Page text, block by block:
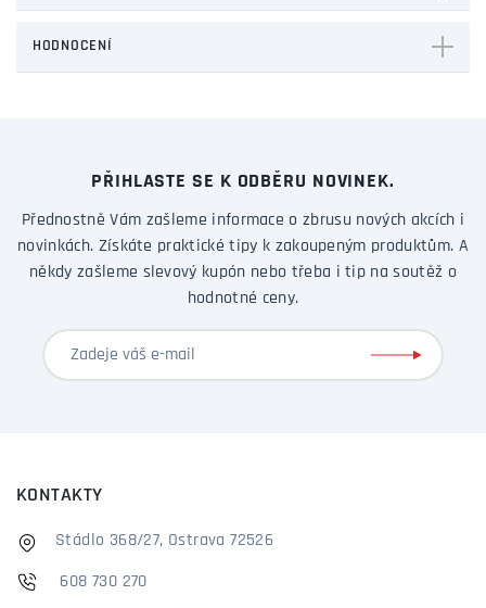
HODNOCENÍ
PŘIHLASTE SE K ODBĚRU NOVINEK.
Přednostně Vám zašleme informace o zbrusu nových akcích i
novinkách. Získáte praktické tipy k zakoupeným produktům. A
někdy zašleme slevový kupón nebo třeba i tip na soutěž o
hodnotné ceny.
KONTAKTY
Stádlo 368/27, Ostrava 72526
608 730 270